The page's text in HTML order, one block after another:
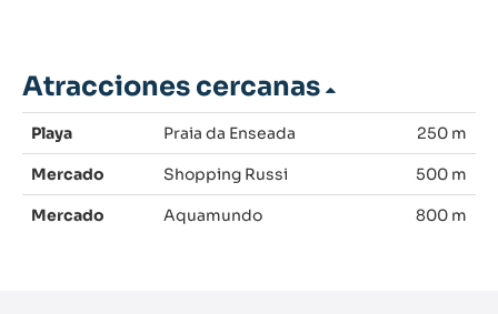
Atracciones cercanas
Playa Praia da Enseada 250 m
Mercado Shopping Russi 500 m
Mercado Aquamundo 800 m